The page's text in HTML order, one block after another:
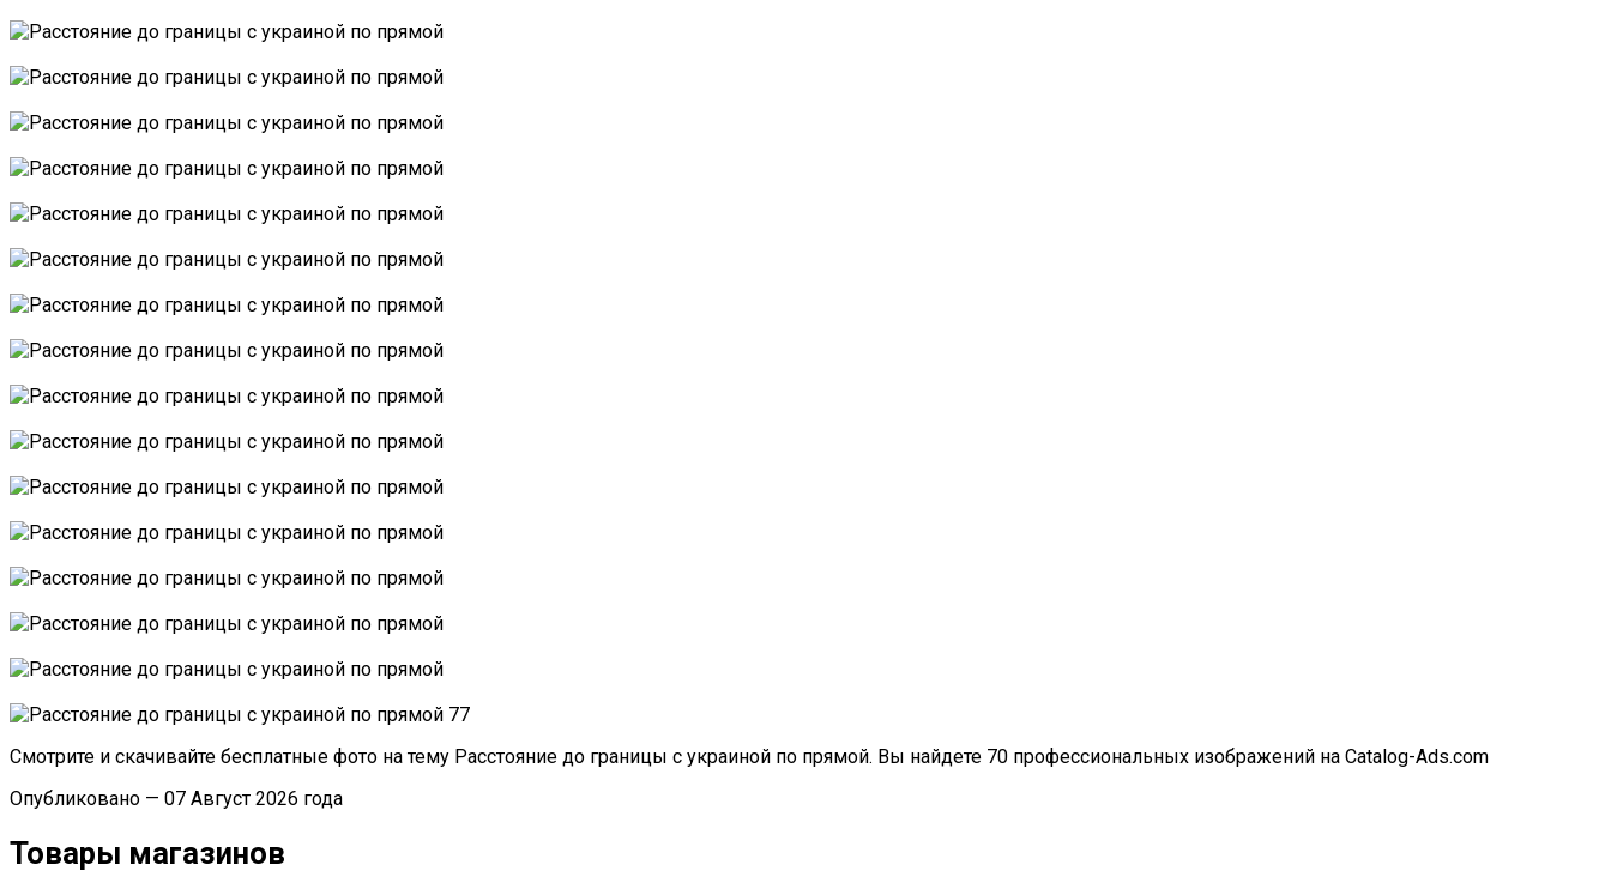
Смотрите и скачивайте бесплатные фото на тему Расстояние до границы с украиной по прямой. Вы найдете 70 профессиональных изображений на Catalog-Ads.com
Опубликовано — 07 Август 2026 года
Товары магазинов